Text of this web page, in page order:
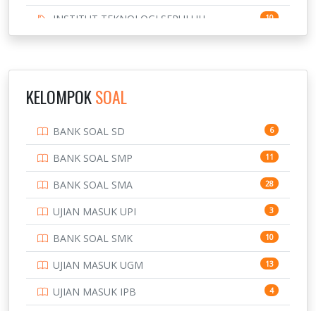
INSTITUT TEKNOLOGI SEPULUH
NOVEMBER
10
3
169
7
PTDI STTD 4
133
SMA 146
SMK 231
KELOMPOKSOAL
BANK SOAL SD 6
BANK SOAL SMP 11
BANK SOAL SMA 28
UJIAN MASUK UPI 3
BANK SOAL SMK 10
UJIAN MASUK UGM 13
UJIAN MASUK IPB 4